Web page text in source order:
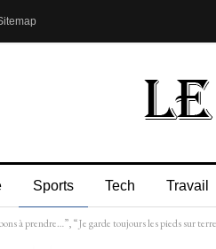
Sports Tech Travail
à prendre…”, “Je garde toujours les pieds sur